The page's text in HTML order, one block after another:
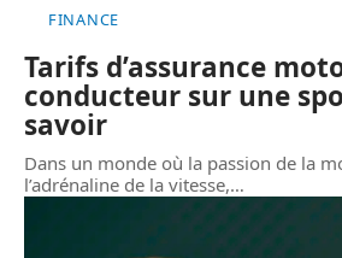
FINANCE
Tarifs d’assurance
conducteur sur une
savoir
Dans un monde où la passion de la
l’adrénaline de la vitesse,…